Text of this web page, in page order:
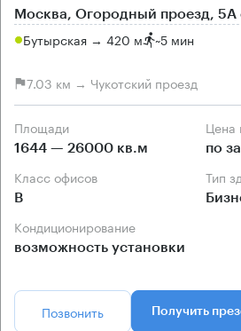
Москва, Огородный проезд, 5А
Бутырская → 420 м ~5 мин
7.03 км → Чукотский проезд
Площади
1644 — 26000 кв.м по
Класс офисов
B
Тип
Кондиционирование
возможность установки
Позвонить Получить